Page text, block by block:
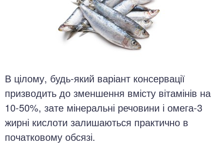
В цілому, будь-який варіант консервації
призводить до зменшення вмісту вітамінів на
10-50%, зате мінеральні речовини і омега-3
жирні кислоти залишаються практично в
початковому обсязі.